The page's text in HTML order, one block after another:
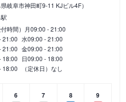
岐阜市神田町9-11 KJビル4F）
付時間） 月09:00 - 21:00
21:00 水09:00 - 21:00
21:00 金09:00 - 21:00
18:00 日09:00 - 18:00
18:00 （定休日）なし
6
7
8
9